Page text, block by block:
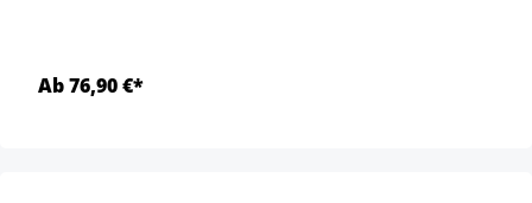
Ab 76,90 €*